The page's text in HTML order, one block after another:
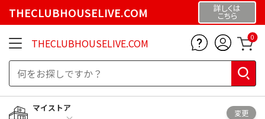
THECLUBHOUSELIVE.COM 詳しくは
こちら
THECLUBHOUSELIVE.COM 0
マイストア
変更